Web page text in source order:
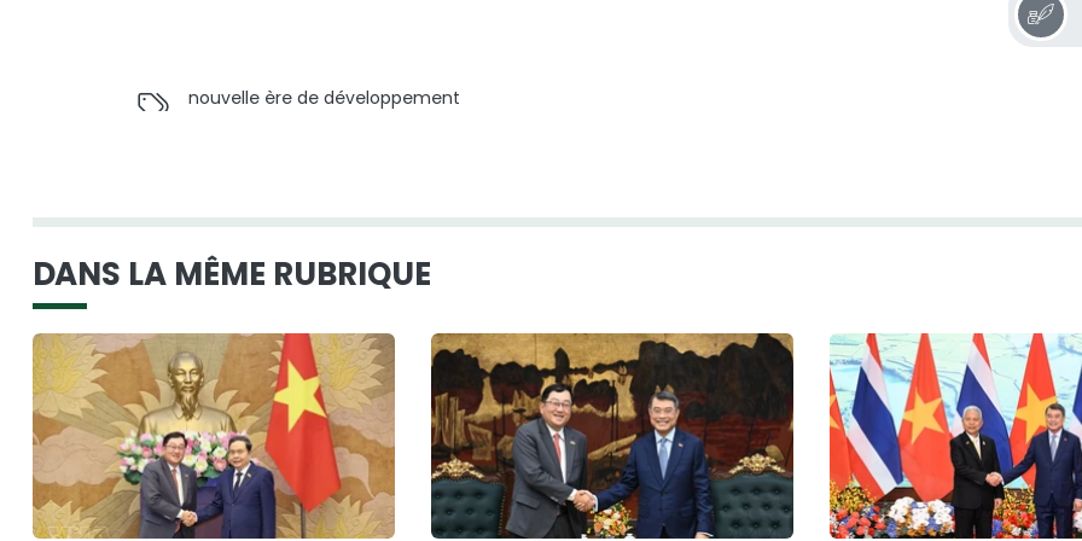
nouvelle ère de développement
DANS LA MÊME RUBRIQUE